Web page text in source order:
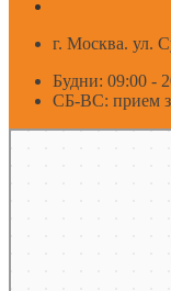
г. Москва. ул.
Будни: 09:00 -
СБ-ВС: прием